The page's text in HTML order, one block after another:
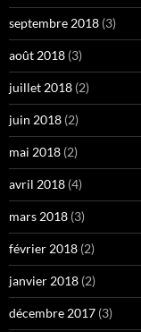
septembre 2018 (3)
août 2018 (3)
juillet 2018 (2)
juin 2018 (2)
mai 2018 (2)
avril 2018 (4)
mars 2018 (3)
février 2018 (2)
janvier 2018 (2)
décembre 2017 (3)